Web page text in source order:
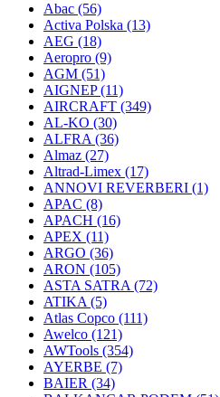
Abac (56)
Activa Polska (13)
AEG (18)
Aeropro (9)
AGM (51)
AIGNEP(11)
AIRCRAFT (349)
AL-KO (30)
ALFRA (36)
Almaz (27)
Altrad-Limex (17)
ANNOVI REVERBERI (1)
APAC (8)
APACH (16)
APEX (11)
ARGO (36)
ARON (105)
ASTA SATRA (72)
ATIKA (5)
Atlas Copco (111)
Awelco (121)
AWTools (354)
AYERBE (7)
BAIER (34)